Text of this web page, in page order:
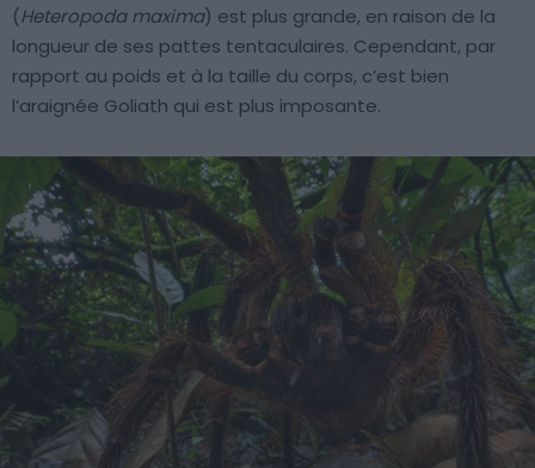
(Heteropoda maxima) est plus grande, en raison de la
longueur de ses pattes tentaculaires. Cependant, par
rapport au poids et à la taille du corps, c’est bien
l’araignée Goliath qui est plus imposante.